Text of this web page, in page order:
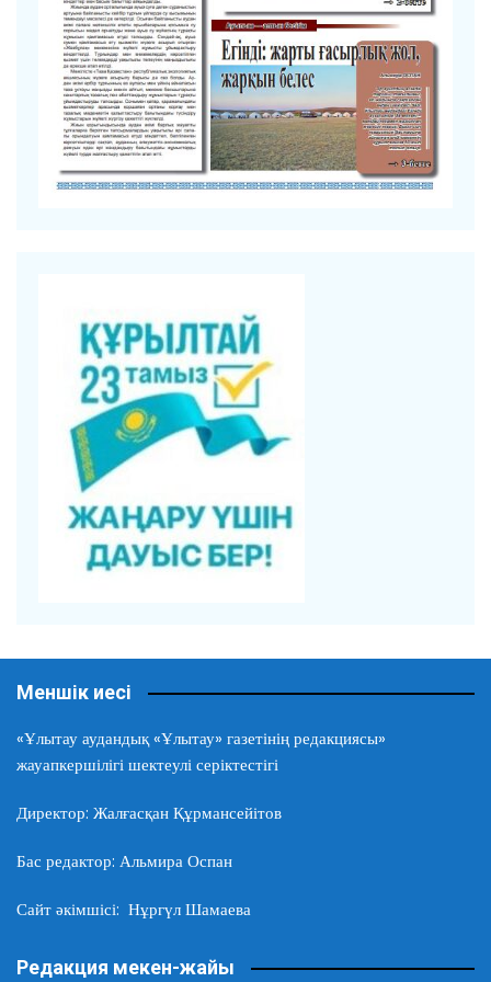
Меншік иесі
«Ұлытау аудандық «Ұлытау» газетінің редакциясы»
жауапкершілігі шектеулі серіктестігі
Директор: Жалғасқан Құрмансейітов
Бас редактор: Альмира Оспан
Сайт әкімшісі: Нұргүл Шамаева
Редакция мекен-жайы